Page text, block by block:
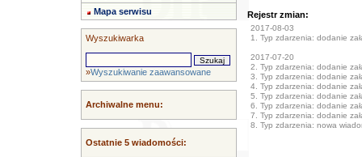
Mapa serwisu
Wyszukiwarka
»Wyszukiwanie zaawansowane
Archiwalne menu:
Ostatnie 5 wiadomości:
Rejestr zmian:
2017-08-03
1. Typ zdarzenia: dodanie
2017-07-20
2. Typ zdarzenia: dodanie
3. Typ zdarzenia: dodanie
4. Typ zdarzenia: dodanie
5. Typ zdarzenia: dodanie
6. Typ zdarzenia: dodanie
7. Typ zdarzenia: dodanie
8. Typ zdarzenia: nowa